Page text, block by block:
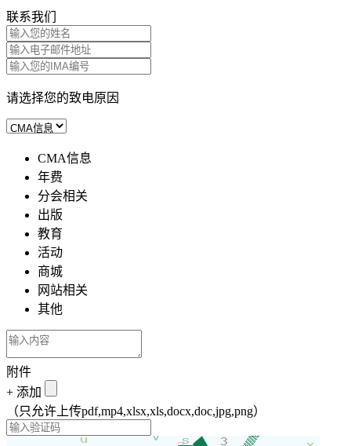
联系我们
请选择您的致电原因
CMA信息
年费
分会相关
出版
教育
活动
商城
网站相关
其他
附件
+ 添加
（只允许上传pdf,mp4,xlsx,xls,docx,doc,jpg,png）